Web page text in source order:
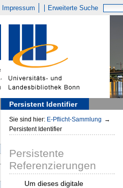
Impressum Erweiterte Suche
Persistent Identifier
Sie sind hier: E-Pflicht-Sammlung →
Persistent Identifier
Persistente
Referenzierungen
Um dieses digitale